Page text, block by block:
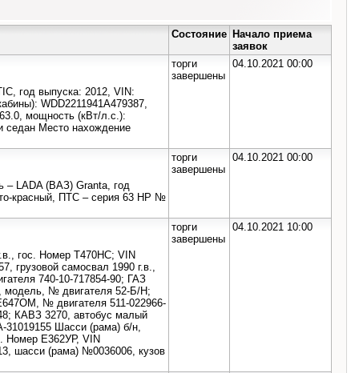
Состояние Начало приема
заявок
год выпуска: 2012, VIN:
WDD2211941А479387,
мощность (кВт/л.с.):
седан Место нахождение
торги
завершены
04.10.2021 00:00
– LADA (ВАЗ) Granta, год
красный, ПТС – серия 63 НР №
торги
завершены
04.10.2021 00:00
гос. Номер Т470НС; VIN
грузовой самосвал 1990 г.в.,
740-10-717854-90; ГАЗ
модель, № двигателя 52-Б/Н;
№ двигателя 511-022966-
КАВЗ 3270, автобус малый
31019155 Шасси (рама) б/н,
Номер Е362УР, VIN
шасси (рама) №0036006, кузов
торги
завершены
04.10.2021 10:00